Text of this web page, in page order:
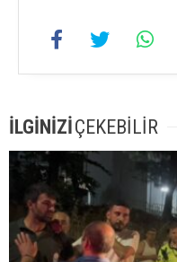
İLGİNİZİÇEKEBİLİR